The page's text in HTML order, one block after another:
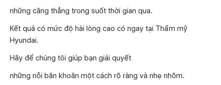
những căng thẳng trong suốt thời gian qua.
Kết quả có mức độ hài lòng cao có ngay tại Thẩm mỹ
Hyundai.
Hãy để chúng tôi giúp bạn giải quyết
những nỗi băn khoăn một cách rõ ràng và nhẹ nhõm.